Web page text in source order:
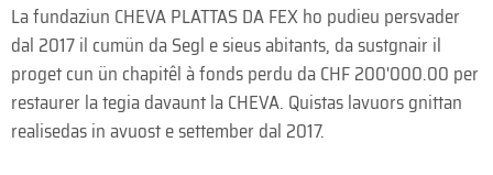
La fundaziun CHEVA PLATTAS DA FEX ho pudieu persvader
dal 2017 il cumün da Segl e sieus abitants, da sustgnair il
proget cun ün chapitêl à fonds perdu da CHF 200'000.00 per
restaurer la tegia davaunt la CHEVA. Quistas lavuors gnittan
realisedas in avuost e settember dal 2017.